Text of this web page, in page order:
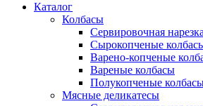
Каталог
Колбасы
Сервировочная
Сырокопченые
Варено-копченые
Вареные колбасы
Полукопченые
Мясные деликатесы